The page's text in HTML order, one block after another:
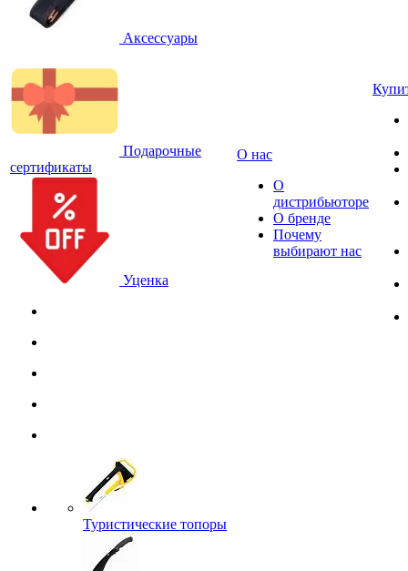
Аксессуары
Подарочные
сертификаты
Уценка
Туристические топоры
О нас
О
дистрибьюторе
О бренде
Почему
выбирают нас